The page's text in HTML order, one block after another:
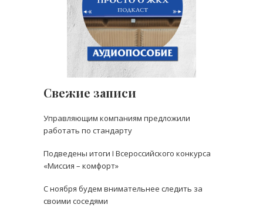
Свежие записи
Управляющим компаниям предложили
работать по стандарту
Подведены итоги I Всероссийского конкурса
«Миссия – комфорт»
С ноября будем внимательнее следить за
своими соседями